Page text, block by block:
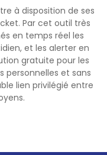
à disposition de ses
Par cet outil très
en temps réel les
et les alerter en
gratuite pour les
personnelles et sans
lien privilégié entre